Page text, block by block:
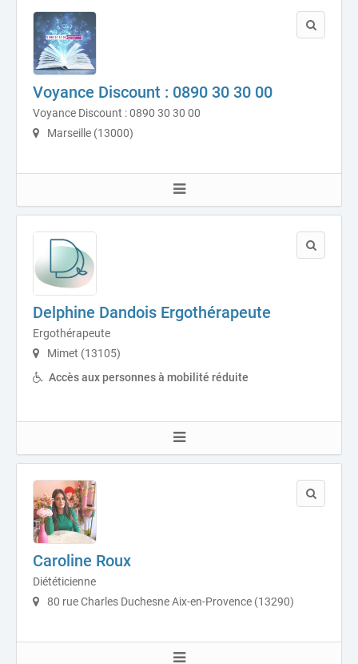
Voyance Discount : 0890 30 30 00
Voyance Discount : 0890 30 30 00
Marseille (13000)
Delphine Dandois Ergothérapeute
Ergothérapeute
Mimet (13105)
Accès aux personnes à mobilité réduite
Caroline Roux
Diététicienne
80 rue Charles Duchesne Aix-en-Provence (13290)